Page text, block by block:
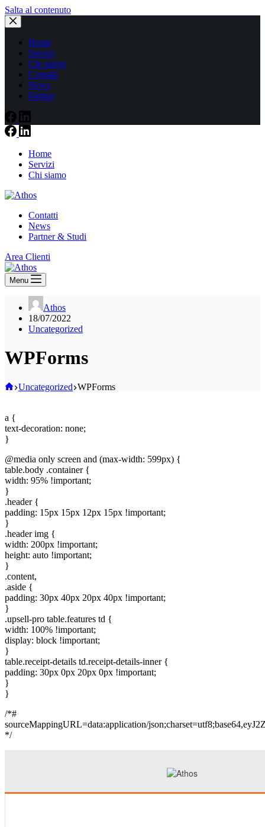
Salta al contenuto
Home
Servizi
Chi siamo
Contatti
News
Partner
Home
Servizi
Chi siamo
Contatti
News
Partner & Studi
Area Clienti
Menu
Athos
18/07/2022
Uncategorized
WPForms
Home
Uncategorized WPForms
a {
text-decoration: none;
}
@media only screen and (max-width: 599px) {
table.body .container {
width: 95% !important;
}
.header {
padding: 15px 15px 12px 15px !important;
}
.header img {
width: 200px !important;
height: auto !important;
}
.content,
.aside {
padding: 30px 40px 20px 40px !important;
}
.upsell-pro table.features td {
width: 100% !important;
display: block !important;
}
table.receipt-details td.receipt-details-inner {
padding: 30px 0px 20px 0px !important;
}
}
/*#
sourceMappingURL=data:application/
*/